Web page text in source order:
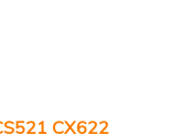
CX622